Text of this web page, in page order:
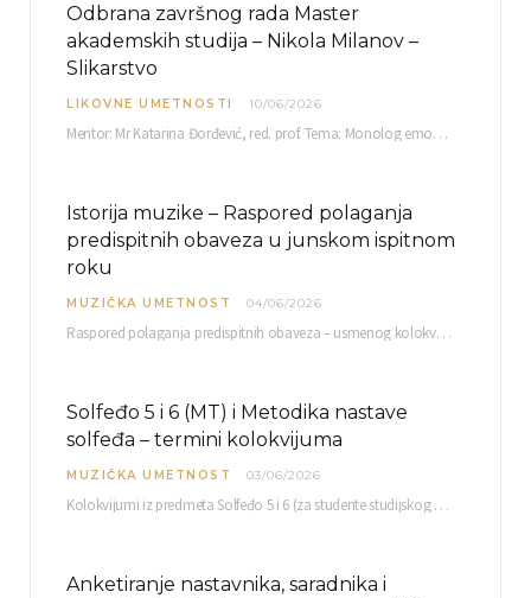
Odbrana završnog rada Master
akademskih studija – Nikola Milanov –
Slikarstvo
LIKOVNE UMETNOSTI 10/06/2026
Mentor: Mr Katarina Đorđević, red. prof. Tema: Monolog emocija Sreda, 17. 06. 2026. u 15:30 sati Sala br. 12 Fakulteta umetnosti u Nišu, Kneginje…
Istorija muzike – Raspored polaganja
predispitnih obaveza u junskom ispitnom
roku
MUZIČKA UMETNOST 04/06/2026
Raspored polaganja predispitnih obaveza – usmenog kolokvijuma i testa iz slušanja muzike – objavljen je…
Solfeđo 5 i 6 (MT) i Metodika nastave
solfeđa – termini kolokvijuma
MUZIČKA UMETNOST 03/06/2026
Kolokvijumi iz predmeta Solfeđo 5 i 6 (za studente studijskog programa Muzička teorija) i Metodika…
Anketiranje nastavnika, saradnika i